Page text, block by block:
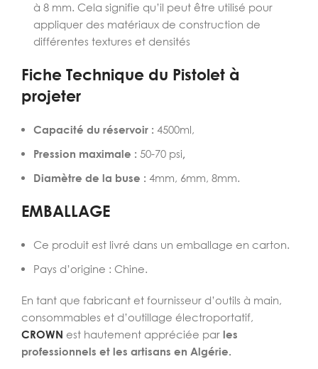
à 8 mm. Cela signifie qu’il peut être utilisé pour
appliquer des matériaux de construction de
différentes textures et densités
Fiche Technique du Pistolet à
projeter
Capacité du réservoir : 4500ml,
Pression maximale : 50-70 psi,
Diamètre de la buse : 4mm, 6mm, 8mm.
EMBALLAGE
Ce produit est livré dans un emballage en carton.
Pays d’origine : Chine.
En tant que fabricant et fournisseur d’outils à main,
consommables et d’outillage électroportatif,
CROWN est hautement appréciée par les
professionnels et les artisans en Algérie.